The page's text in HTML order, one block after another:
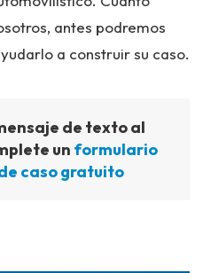
antes podremos
a construir su caso.
de texto al
un formulario
caso gratuito